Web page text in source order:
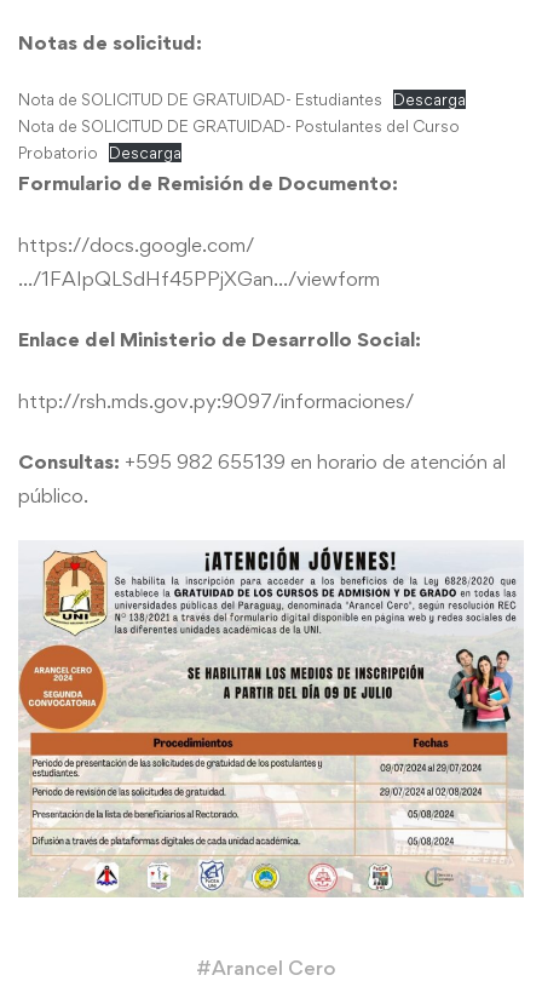
Notas de solicitud:
Nota de SOLICITUD DE GRATUIDAD- Estudiantes
Descarga
Nota de SOLICITUD DE GRATUIDAD- Postulantes del Curso
Probatorio
Descarga
Formulario de Remisión de Documento:
https://docs.google.com/
…/1FAIpQLSdHf45PPjXGan…/viewform
Enlace del Ministerio de Desarrollo Social:
http://rsh.mds.gov.py:9097/informaciones/
Consultas: +595 982 655139 en horario de atención al
público.
#Arancel Cero